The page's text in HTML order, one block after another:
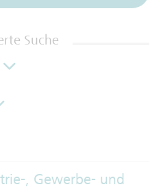
Suche
, Gewerbe- und